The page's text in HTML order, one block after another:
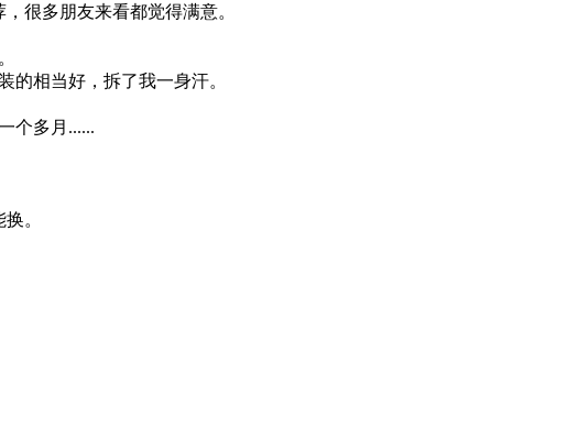
很多朋友来看都觉得满意。
的相当好，拆了我一身汗。
个多月......
。